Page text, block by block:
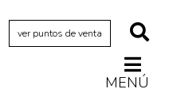
ver puntos de venta
MENÚ